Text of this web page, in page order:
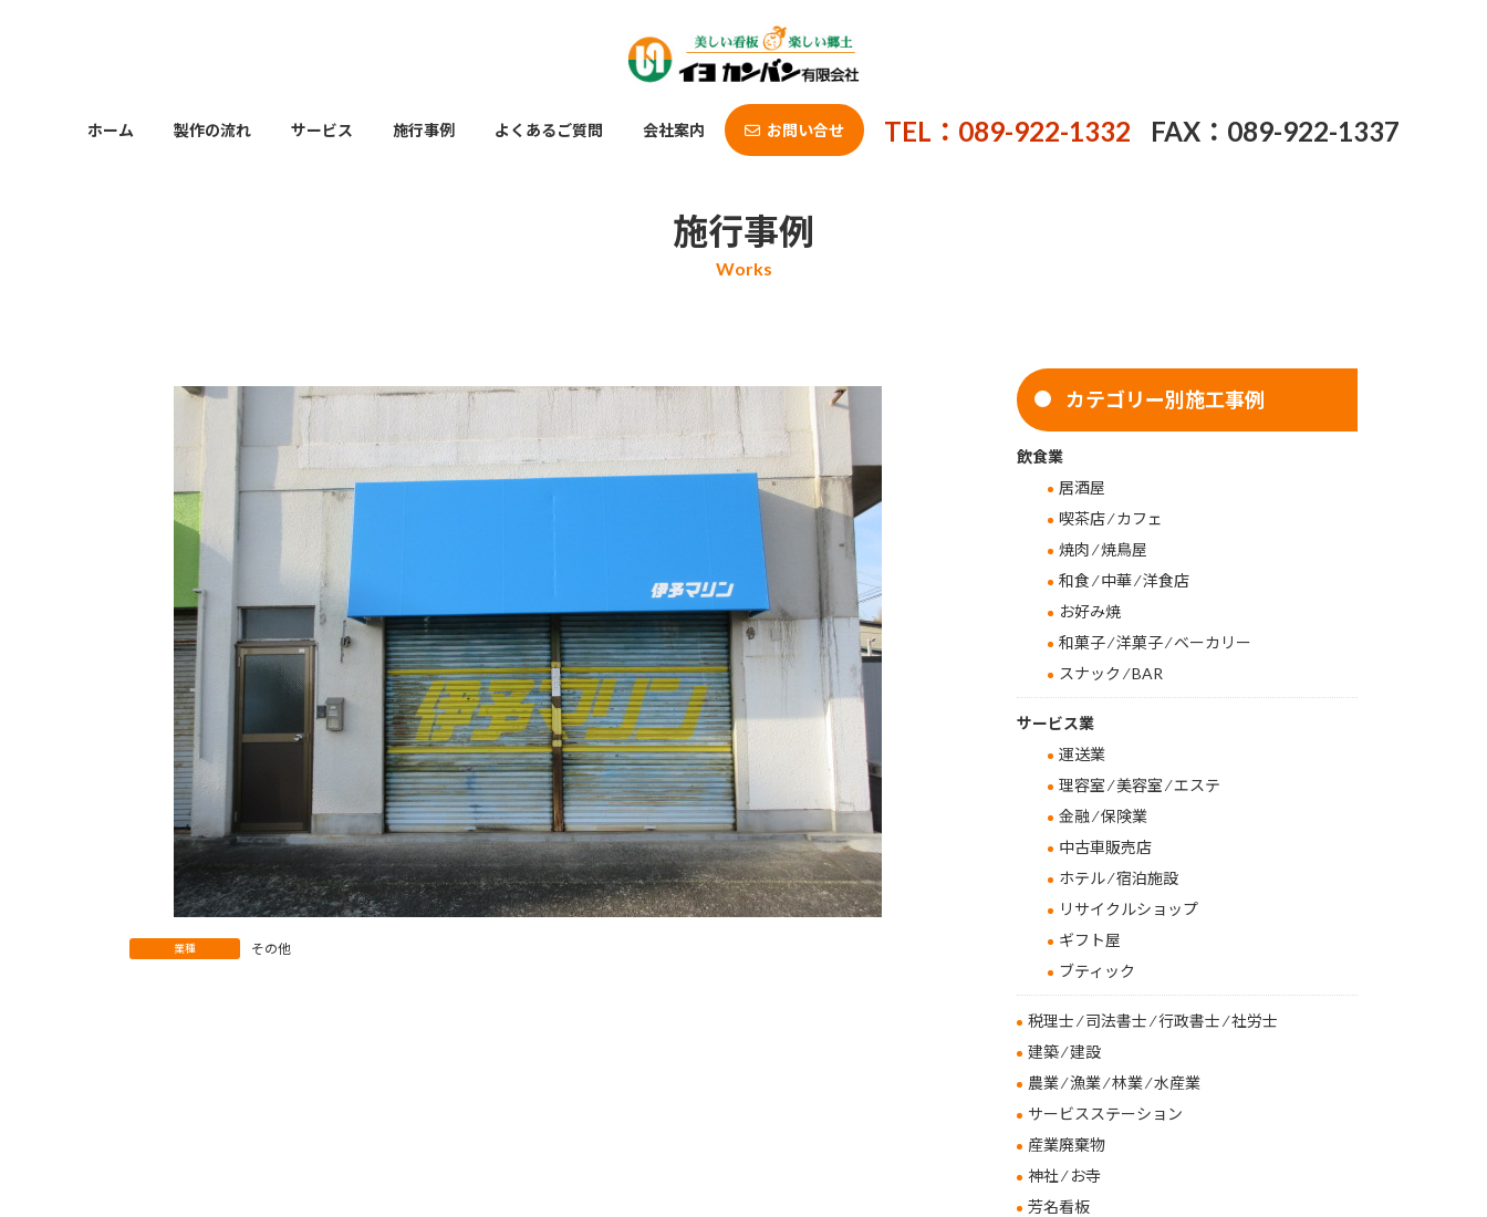
ホーム 製作の流れ サービス 施行事例 よくあるご質問 会社案内 お問い合せ TEL：089-922-1332 FAX：089-922-1337
施行事例
業種 その他
カテゴリー別施工事例
飲食業
居酒屋
喫茶店 ⁄ カフェ
焼肉 ⁄ 焼鳥屋
和食 ⁄ 中華 ⁄ 洋食店
お好み焼
和菓子 ⁄ 洋菓子 ⁄ ベーカリー
スナック ⁄ BAR
サービス業
運送業
理容室 ⁄ 美容室 ⁄ エステ
金融 ⁄ 保険業
中古車販売店
ホテル ⁄ 宿泊施設
リサイクルショップ
ギフト屋
ブティック
税理士 ⁄ 司法書士 ⁄ 行政書士 ⁄ 社労士
建築 ⁄ 建設
農業 ⁄ 漁業 ⁄ 林業 ⁄ 水産業
サービスステーション
産業廃棄物
神社 ⁄ お寺
芳名看板